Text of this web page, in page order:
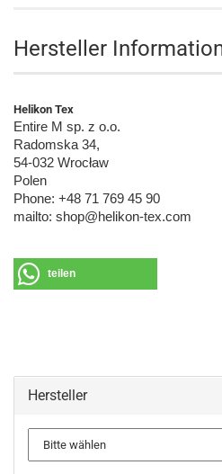
Hersteller
Helikon Tex
Entire M sp. z o.o.
Radomska 34,
54-032 Wrocław
Polen
Phone: +48 71 769 45 90
mailto: shop@helikon-tex.com
teilen
Hersteller